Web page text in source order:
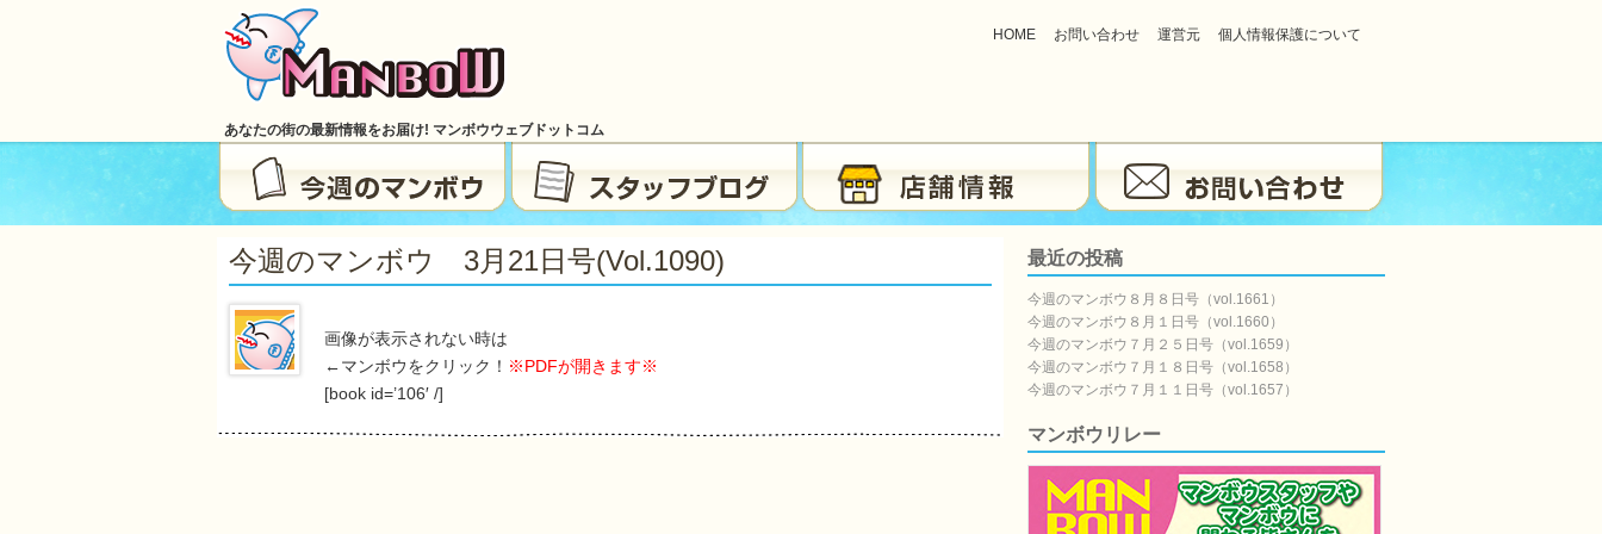
あなたの街の最新情報をお届け! マンボウウェブドットコム
HOME お問い合わせ 運営元 個人情報保護について
今週のマンボウ 3月21日号(vol.1090)
画像が表示されない時は
←マンボウをクリック！ ※PDFが開きます※
[book id=’106′ /]
最近の投稿
今週のマンボウ８月８日号（vol.1661）
今週のマンボウ８月１日号（vol.1660）
今週のマンボウ７月２５日号（vol.1659）
今週のマンボウ７月１８日号（vol.1658）
今週のマンボウ７月１１日号（vol.1657）
マンボウリレー